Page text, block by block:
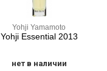
Yohji Yamamoto
Yohji Essential 2013
нет в наличии